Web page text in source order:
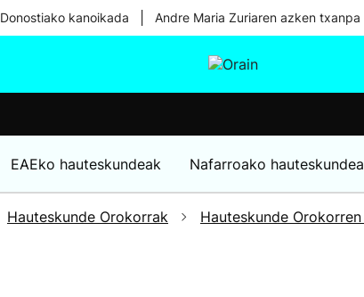
Donostiako kanoikada Andre Maria Zuriaren azken txanpa
EAEko hauteskundeak Nafarroako
Hauteskunde Orokorrak Hauteskunde